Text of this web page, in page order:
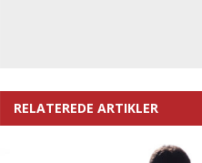
RELATEREDE ARTIKLER